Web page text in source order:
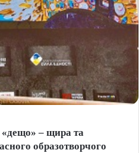
– щира та
образотворчого